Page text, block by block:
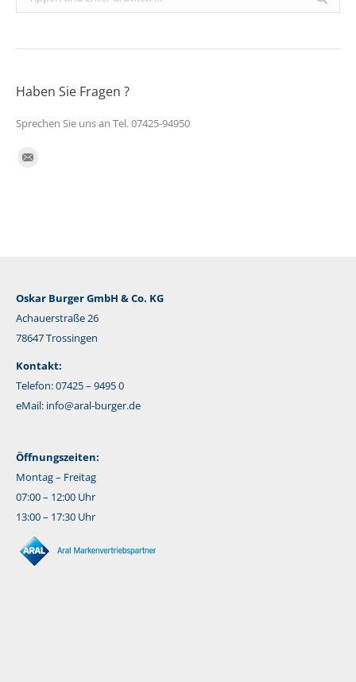
Haben Sie Fragen ?
Sprechen Sie uns an Tel. 07425-94950
Finden Sie uns auf:
Oskar Burger GmbH & Co. KG
Achauerstraße 26
78647 Trossingen
Kontakt:
Telefon: 07425 – 9495 0
eMail: info@aral-burger.de
Öffnungszeiten:
Montag – Freitag
07:00 – 12:00 Uhr
13:00 – 17:30 Uhr